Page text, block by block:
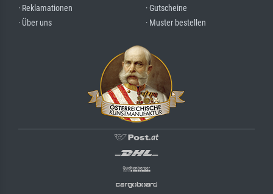
· Reklamationen
· Über uns
· Gutscheine
· Muster bestellen